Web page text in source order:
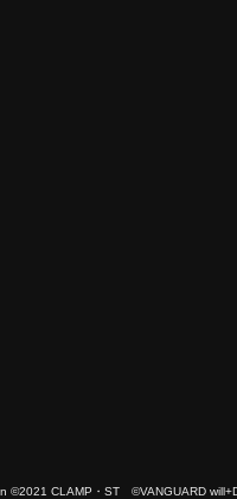
CLAMP・ST ©VANGUARD